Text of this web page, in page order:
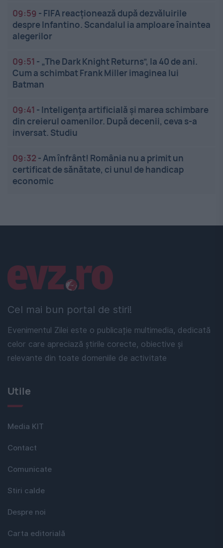
09:59 - FIFA reacționează după dezvăluirile
despre Infantino. Scandalul ia amploare înaintea
alegerilor
09:51 - „The Dark Knight Returns”, la 40 de ani.
Cum a schimbat Frank Miller imaginea lui
Batman
09:41 - Inteligența artificială și marea schimbare
din creierul oamenilor. După decenii, ceva s-a
inversat. Studiu
09:32 -Am înfrânt! România nu a primit un
certificat de sănătate, ci unul de handicap
economic
Cel mai bun portal de stiri!
Evenimentul Zilei este o publicație multimedia, dedicată
celor care apreciază știrile corecte, obiective și
relevante din toate domeniile de activitate
Linkuri utile
Utile
Media KIT
Contact
Comunicate
Stiri calde
Despre noi
Carta editorială